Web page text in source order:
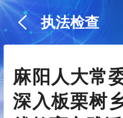
执法检查
麻阳人大常
深入板栗树